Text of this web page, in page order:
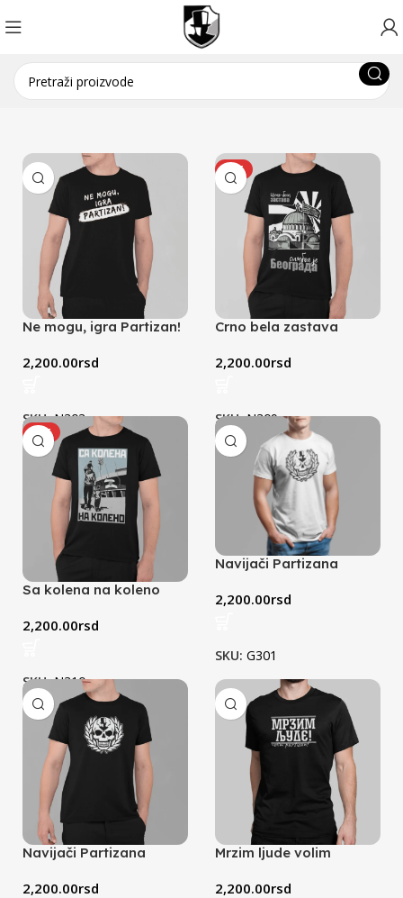
Ne mogu, igra Partizan!
2,200.00rsd
SKU:N303
HOT
Crno bela zastava
(crna)
2,200.00rsd
SKU:N309
HOT
Sa kolena na koleno
2,200.00rsd
SKU:N310
Navijači Partizana
2,200.00rsd
SKU: G301
Navijači Partizana
2,200.00rsd
Mrzim ljude volim
2,200.00rsd